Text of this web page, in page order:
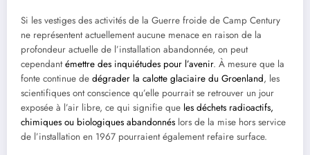
Si les vestiges des activités de la Guerre froide de Camp Century
ne représentent actuellement aucune menace en raison de la
profondeur actuelle de l’installation abandonnée, on peut
cependantémettre des inquiétudes pour l’avenir. À mesure que la
fonte continue de dégrader la calotte glaciaire du Groenland, les
scientifiques ont conscience qu’elle pourrait se retrouver un jour
exposée à l’air libre, ce qui signifie que les déchets radioactifs,
chimiques ou biologiques abandonnés lors de la mise hors service
de l’installation en 1967 pourraient également refaire surface.